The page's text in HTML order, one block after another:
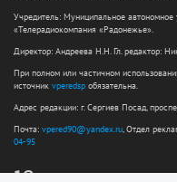
Учредитель: Муниципальное
«Телерадиокомпания «Радонежье».
Директор: Андреева Н.Н. Гл. редактор:
При полном или частичном
источник vperedsp обязательна.
Адрес редакции: г. Сергиев Посад,
Почта: vpered90@yandex.ru, Отдел
04-95